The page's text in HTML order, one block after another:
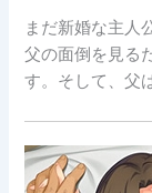
まだ新婚な主人
父の面倒を見る
す。そして、父